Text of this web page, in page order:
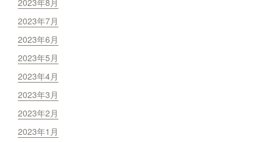
2023年8月
2023年7月
2023年6月
2023年5月
2023年4月
2023年3月
2023年2月
2023年1月